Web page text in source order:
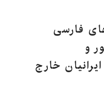
فارسی
و
خارج